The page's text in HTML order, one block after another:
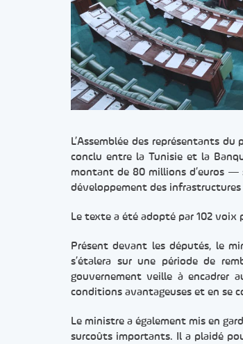
L’Assemblée des représentants
conclu entre la Tunisie et la
montant de 80 millions d’euros
développement des infrastructures
Le texte a été adopté par 102 voix
Présent devant les députés, le
s’étalera sur une période de
gouvernement veille à encadrer
conditions avantageuses et en se
Le ministre a également mis en
surcoûts importants. Il a plaidé